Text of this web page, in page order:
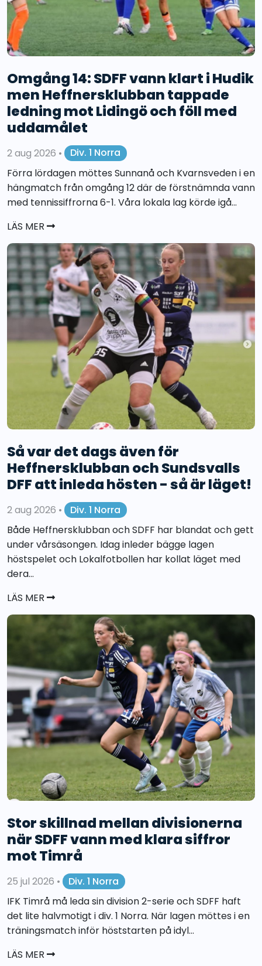
Omgång 14: SDFF vann klart i Hudik
men Heffnersklubban tappade
ledning mot Lidingö och föll med
uddamålet
2 aug 2026 •
Div. 1 Norra
Förra lördagen möttes Sunnanå och Kvarnsveden i en
hängmatch från omgång 12 där de förstnämnda vann
med tennissiffrorna 6-1. Våra lokala lag körde igå...
LÄS MER
Så var det dags även för
Heffnersklubban och Sundsvalls
DFF att inleda hösten - så är läget!
2 aug 2026 •
Div. 1 Norra
Både Heffnersklubban och SDFF har blandat och gett
under vårsäsongen. Idag inleder bägge lagen
höstspelet och Lokalfotbollen har kollat läget med
dera...
LÄS MER
Stor skillnad mellan divisionerna
när SDFF vann med klara siffror
mot Timrå
25 jul 2026 •
Div. 1 Norra
IFK Timrå må leda sin division 2-serie och SDFF haft
det lite halvmotigt i div. 1 Norra. När lagen möttes i en
träningsmatch inför höststarten på idyl...
LÄS MER